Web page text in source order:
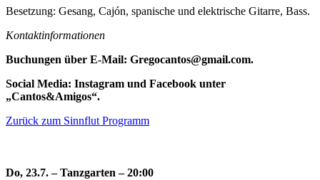
Besetzung: Gesang, Cajón, spanische und elektrische Gitarre, Bass.
Kontaktinformationen
Buchungen über E-Mail: Gregocantos@gmail.com.
Social Media: Instagram und Facebook unter
„Cantos&Amigos“.
Zurück zum Sinnflut Programm
Do, 23.7.–Tanzgarten – 20:00